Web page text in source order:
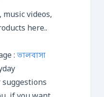
music videos,
here..
: ভালবাসা
suggestions